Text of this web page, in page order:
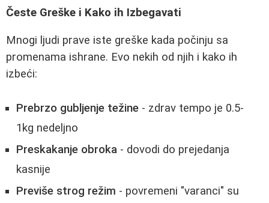
Česte Greške i Kako ih Izbegavati
Mnogi ljudi prave iste greške kada počinju sa
promenama ishrane. Evo nekih od njih i kako ih
izbeći:
Prebrzo gubljenje težine - zdrav tempo je 0.5-
1kg nedeljno
Preskakanje obroka - dovodi do prejedanja
kasnije
Previše strog režim - povremeni "varanci" su